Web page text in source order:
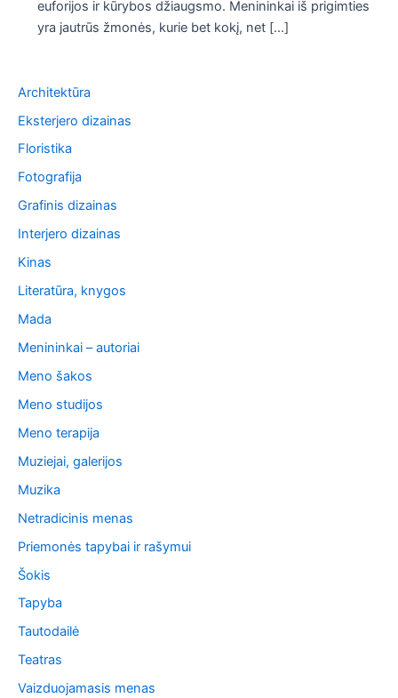
euforijos ir kūrybos džiaugsmo. Menininkai iš prigimties
yra jautrūs žmonės, kurie bet kokį, net […]
Architektūra
Eksterjero dizainas
Floristika
Fotografija
Grafinis dizainas
Interjero dizainas
Kinas
Literatūra, knygos
Mada
Menininkai – autoriai
Meno šakos
Meno studijos
Meno terapija
Muziejai, galerijos
Muzika
Netradicinis menas
Priemonės tapybai ir rašymui
Šokis
Tapyba
Tautodailė
Teatras
Vaizduojamasis menas